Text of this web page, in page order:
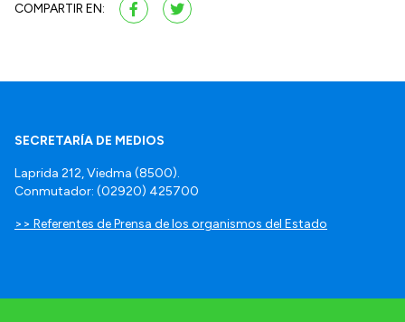
COMPARTIR EN:
SECRETARÍA DE MEDIOS
Laprida 212, Viedma (8500).
Conmutador: (02920) 425700
>> Referentes de Prensa de los organismos del Estado